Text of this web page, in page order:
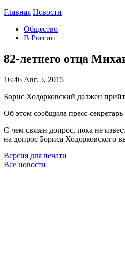
Главная Новости
Общество
В России
82-летнего отца
16:46 Авг. 5, 2015
Борис Ходорковский должен
Об этом сообщила пресс-
С чем связан допрос, пока не
на допрос Бориса Ходорковского
Версия для печати
Все новости